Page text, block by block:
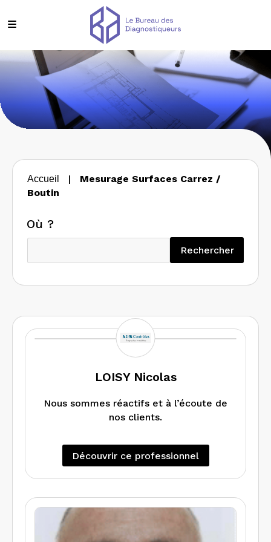
Accueil |
Mesurage Surfaces Carrez /
Boutin
Où ?
Rechercher
LOISY Nicolas
Nous sommes réactifs et à l’écoute de
nos clients.
Découvrir ce professionnel